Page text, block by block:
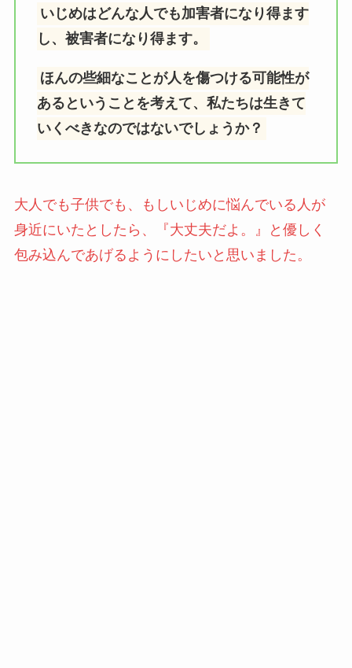
いじめはどんな人でも加害者になり得ます
し、被害者になり得ます。
ほんの些細なことが人を傷つける可能性が
あるということを考えて、私たちは生きて
いくべきなのではないでしょうか？
大人でも子供でも、もしいじめに悩んでいる人が
身近にいたとしたら、『大丈夫だよ。』と優しく
包み込んであげるようにしたいと思いました。